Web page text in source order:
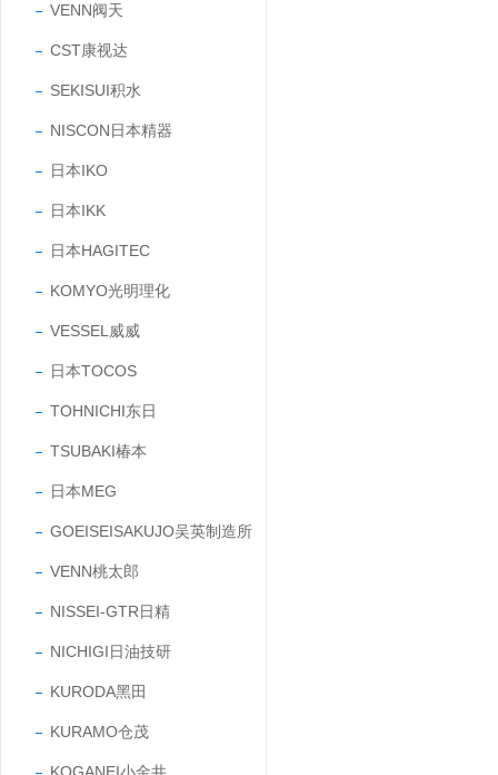
VENN阀天
CST康视达
SEKISUI积水
NISCON日本精器
日本IKO
日本IKK
日本HAGITEC
KOMYO光明理化
VESSEL威威
日本TOCOS
TOHNICHI东日
TSUBAKI椿本
日本MEG
GOEISEISAKUJO吴英制造所
VENN桃太郎
NISSEI-GTR日精
NICHIGI日油技研
KURODA黑田
KURAMO仓茂